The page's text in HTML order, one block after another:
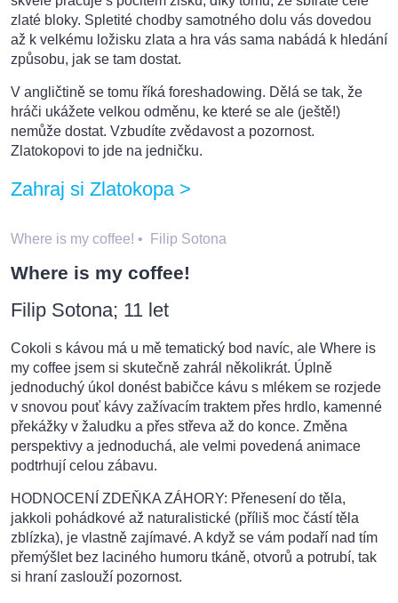
zlaté bloky. Spletité chodby samotného dolu vás dovedou
až k velkému ložisku zlata a hra vás sama nabádá k hledání
způsobu, jak se tam dostat.
V angličtině se tomu říká foreshadowing. Dělá se tak, že
hráči ukážete velkou odměnu, ke které se ale (ještě!)
nemůže dostat. Vzbudíte zvědavost a pozornost.
Zlatokopovi to jde na jedničku.
Zahraj si Zlatokopa >
Where is my coffee! • Filip Sotona
Where is my coffee!
Filip Sotona; 11 let
Cokoli s kávou má u mě tematický bod navíc, ale Where is
my coffee jsem si skutečně zahrál několikrát. Úplně
jednoduchý úkol donést babičce kávu s mlékem se rozjede
v snovou pouť kávy zažívacím traktem přes hrdlo, kamenné
překážky v žaludku a přes střeva až do konce. Změna
perspektivy a jednoduchá, ale velmi povedená animace
podtrhují celou zábavu.
HODNOCENÍ ZDEŇKA ZÁHORY: Přenesení do těla,
jakkoli pohádkové až naturalistické (příliš moc částí těla
zblízka), je vlastně zajímavé. A když se vám podaří nad tím
přemýšlet bez laciného humoru tkáně, otvorů a potrubí, tak
si hraní zaslouží pozornost.